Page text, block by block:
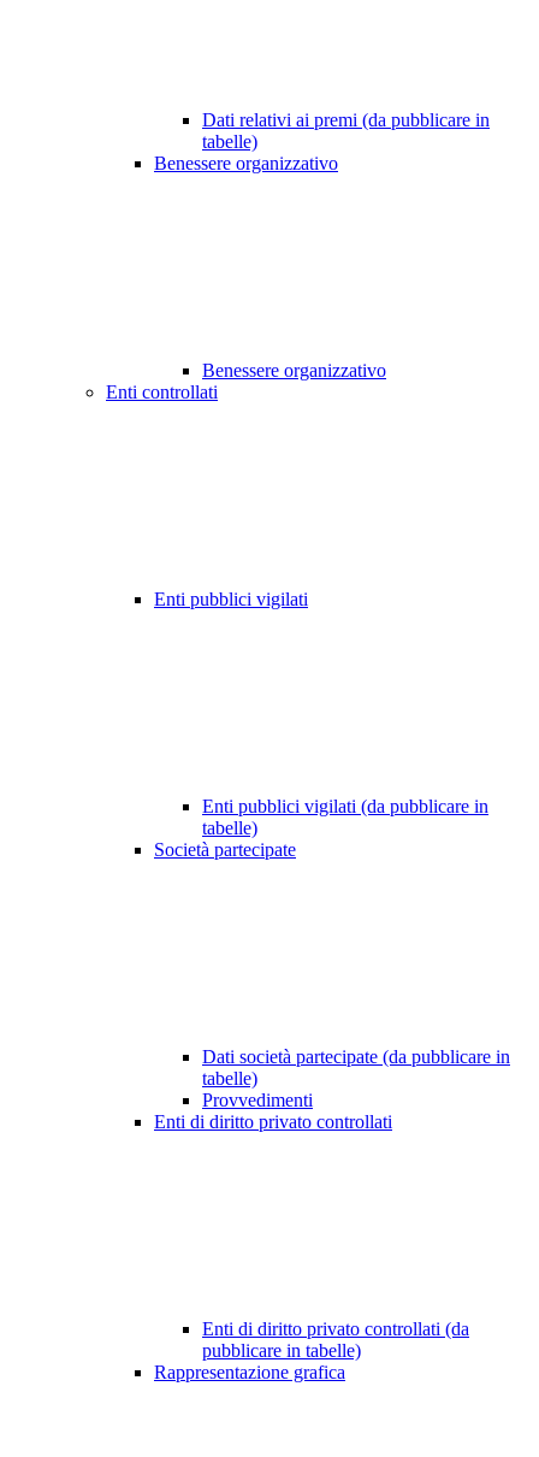
Dati relativi ai premi (da pubblicare in
tabelle)
Benessere organizzativo
Benessere organizzativo
Enti controllati
Enti pubblici vigilati
Enti pubblici vigilati (da pubblicare in
tabelle)
Società partecipate
Dati società partecipate (da pubblicare in
tabelle)
Provvedimenti
Enti di diritto privato controllati
Enti di diritto privato controllati (da
pubblicare in tabelle)
Rappresentazione grafica